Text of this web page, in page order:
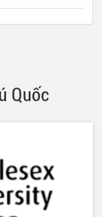
Quốc